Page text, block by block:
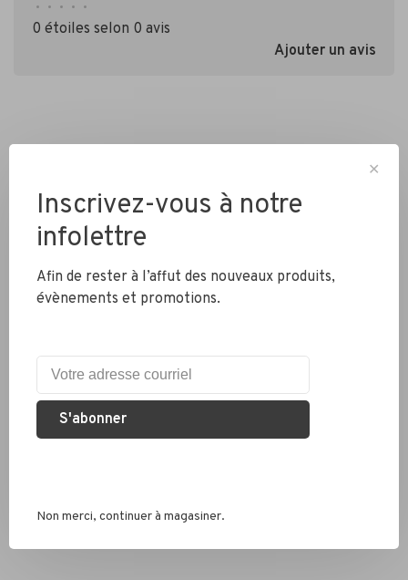
• • • • •
0 étoiles selon 0 avis
Ajouter un avis
Livraison partout au Canada
Expédition rapide
Éco responsable
Nous recyclons les pneus, chambres à air et métaux
Que ce soit pour un vélo de route, hybride ou électrique, nous
✕
Inscrivez-vous à notre
infolettre
Afin de rester à l’affut des nouveaux produits,
évènements et promotions.
S'abonner
Non merci, continuer à magasiner.